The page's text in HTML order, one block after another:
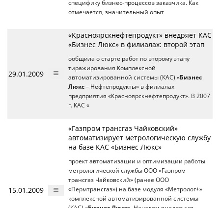
специфику бизнес-процессов заказчика. Как
отмечается, значительный опыт
29.01.2009
«Красноярскнефтепродукт» внедряет КАС
«Бизнес Люкс» в филиалах: второй этап
ообщила о старте работ по второму этапу
тиражирования Комплексной
автоматизированной системы (КАС) «Бизнес
Люкс – Нефтепродукты» в филиалах
предприятия «Красноярскнефтепродукт». В 2007
г. КАС «
15.01.2009
«Газпром трансгаз Чайковский»
автоматизирует метрологическую службу
на базе КАС «Бизнес Люкс»
проект автоматизации и оптимизации работы
метрологической службы ООО «Газпром
трансгаз Чайковский» (ранее ООО
«Пермтрансгаз») на базе модуля «Метролог+»
комплексной автоматизированной системы